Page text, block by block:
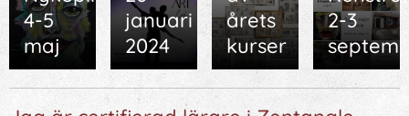
4-5
maj
januari
2024
årets
kurser
2-3